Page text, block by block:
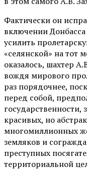
Фактически он
включении
усилить
«селянской» на тот
оказалось, шахтер
вождя мирового
раз порядочнее,
перед собой,
государственности,
красивых, но
многомиллионных
земляков и
преступных
территориальной